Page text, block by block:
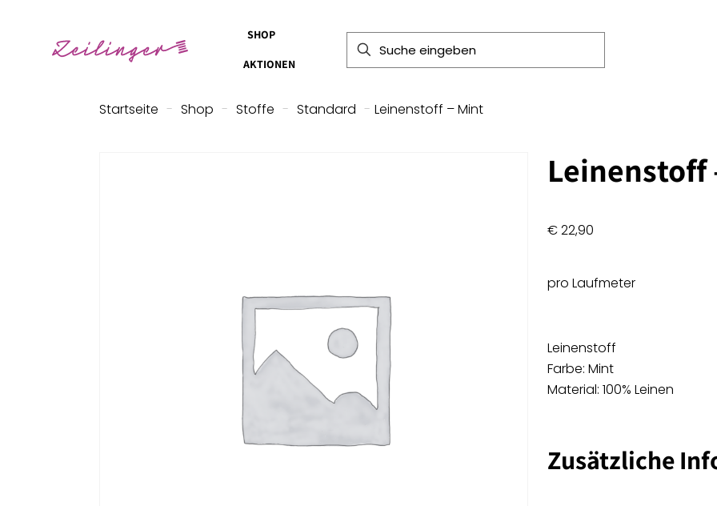
SHOP
AKTIONEN
Startseite - Shop - Stoffe - Standard - Leinenstoff – Mint
Leinenstoff
€22,90
pro Laufmeter
Leinenstoff
Farbe: Mint
Material: 100% Leinen
Zusätzliche